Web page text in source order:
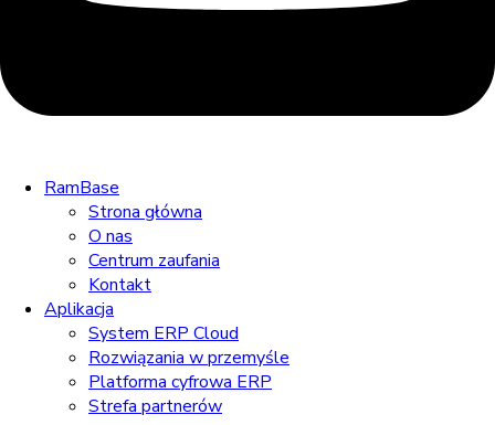
RamBase
Strona główna
O nas
Centrum zaufania
Kontakt
Aplikacja
System ERP Cloud
Rozwiązania w przemyśle
Platforma cyfrowa ERP
Strefa partnerów